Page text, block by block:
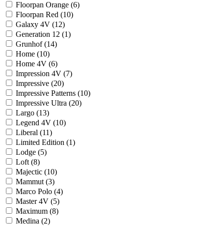
Floorpan Orange (6)
Floorpan Red (10)
Galaxy 4V (12)
Generation 12 (1)
Grunhof (14)
Home (10)
Home 4V (6)
Impression 4V (7)
Impressive (20)
Impressive Patterns (10)
Impressive Ultra (20)
Largo (13)
Legend 4V (10)
Liberal (11)
Limited Edition (1)
Lodge (5)
Loft (8)
Majectic (10)
Mammut (3)
Marco Polo (4)
Master 4V (5)
Maximum (8)
Medina (2)